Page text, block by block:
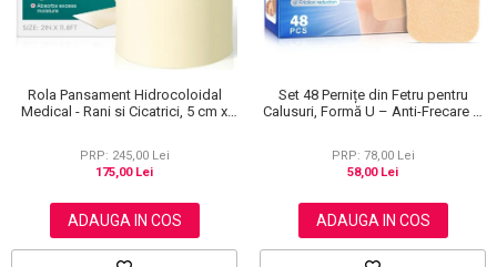
Rola Pansament Hidrocoloidal
Medical - Rani si Cicatrici, 5 cm x
PRP: 245,00 Lei
175,00 Lei
ADAUGA IN COS
Set 48 Pernițe din Fetru pentru
Calusuri, Formă U – Anti-Frecare și
PRP: 78,00 Lei
58,00 Lei
ADAUGA IN COS